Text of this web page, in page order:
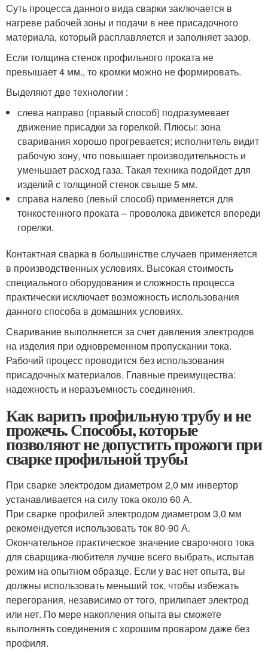
Суть процесса данного вида сварки заключается в
нагреве рабочей зоны и подачи в нее присадочного
материала, который расплавляется и заполняет зазор.
Если толщина стенок профильного проката не
превышает 4 мм., то кромки можно не формировать.
Выделяют две технологии :
слева направо (правый способ) подразумевает
движение присадки за горелкой. Плюсы: зона
сваривания хорошо прогревается; исполнитель видит
рабочую зону, что повышает производительность и
уменьшает расход газа. Такая техника подойдет для
изделий с толщиной стенок свыше 5 мм.
справа налево (левый способ) применяется для
тонкостенного проката – проволока движется впереди
горелки.
Контактная сварка в большинстве случаев применяется
в производственных условиях. Высокая стоимость
специального оборудования и сложность процесса
практически исключает возможность использования
данного способа в домашних условиях.
Сваривание выполняется за счет давления электродов
на изделия при одновременном пропускании тока.
Рабочий процесс проводится без использования
присадочных материалов. Главные преимущества:
надежность и неразъемность соединения.
Как варить профильную трубу и не
прожечь. Способы, которые
позволяют не допустить прожоги при
сварке профильной трубы
При сварке электродом диаметром 2,0 мм инвертор
устанавливается на силу тока около 60 А.
При сварке профилей электродом диаметром 3,0 мм
рекомендуется использовать ток 80-90 А.
Окончательное практическое значение сварочного тока
для сварщика-любителя лучше всего выбрать, испытав
режим на опытном образце. Если у вас нет опыта, вы
должны использовать меньший ток, чтобы избежать
перегорания, независимо от того, прилипает электрод
или нет. По мере накопления опыта вы сможете
выполнять соединения с хорошим проваром даже без
профиля.